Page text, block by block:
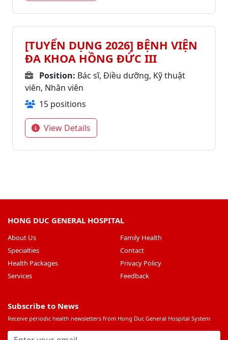
[TUYỂN DỤNG 2026] BỆNH VIỆN
ĐA KHOA HỒNG ĐỨC III
Position: Bác sĩ, Điều dưỡng, Kỹ thuật
viên, Nhân viên
15 positions
View Details
HONG DUC GENERAL HOSPITAL
About Us
Specialties
Health Packages
Services
Family Health
Contact
Privacy Policy
Feedback
Subscribe to News
Receive periodic health newsletters from Hong Duc General Hospital System